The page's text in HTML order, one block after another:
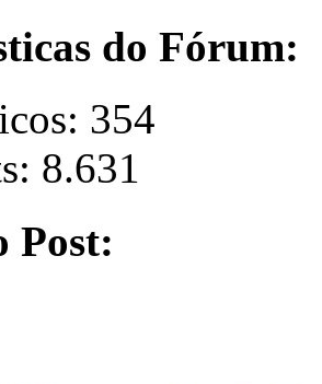
do Fórum:
354
8.631
Post: